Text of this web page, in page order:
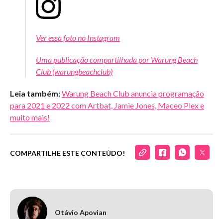
Ver essa foto no Instagram
Uma publicação compartilhada por Warung Beach
Club (warungbeachclub)
Leia também:Warung Beach Club anuncia programação
para 2021 e 2022 com Artbat, Jamie Jones, Maceo Plex e
muito mais!
COMPARTILHE ESTE CONTEÚDO!
Otávio Apovian